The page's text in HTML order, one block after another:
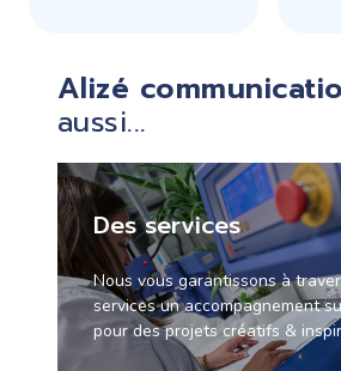
Alizé
aussi...
Des services
Nous vous garantissons à
services un accompagnement
pour des projets créatifs &